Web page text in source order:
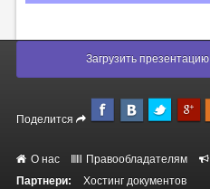
Загрузить презентацию
Поделится
О нас Правообладателям
Партнери:
Хостинг документов